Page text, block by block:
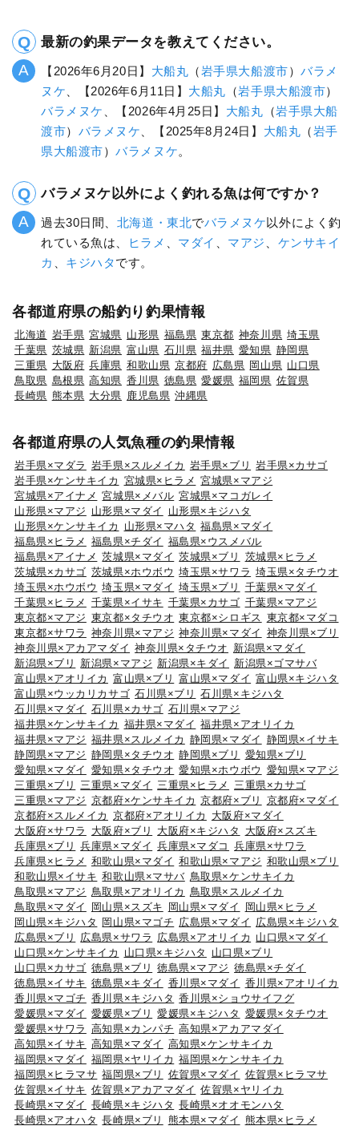
最新の釣果データを教えてください。
【2026年6月20日】 大船丸 （岩手県大船渡市）バラメ
ヌケ 、【2026年6月11日】 大船丸 （岩手県大船渡市）
バラメヌケ
、【2026年4月25日】 大船丸 （岩手県大船
渡市） バラメヌケ 、【2025年8月24日】 大船丸 （岩手
県大船渡市）バラメヌケ。
バラメヌケ以外によく釣れる魚は何ですか？
過去30日間、 北海道・東北でバラメヌケ以外によく釣
れている魚は、
ヒラメ マダイ マアジ
ケンサキイ
カ
キジハタです。
各都道府県の船釣り釣果情報
北海道 岩手県 宮城県 山形県 福島県 東京都 神奈川県 埼玉県
千葉県 茨城県 新潟県 富山県 石川県 福井県 愛知県 静岡県
三重県 大阪府 兵庫県 和歌山県 京都府 広島県 岡山県 山口県
鳥取県 島根県 高知県 香川県 徳島県 愛媛県 福岡県 佐賀県
長崎県 熊本県 大分県 鹿児島県 沖縄県
各都道府県の人気魚種の釣果情報
岩手県×マダラ 岩手県×スルメイカ 岩手県×ブリ
岩手県×カサゴ
岩手県×ケンサキイカ 宮城県×ヒラメ 宮城県×マアジ
宮城県×アイナメ 宮城県×メバル 宮城県×マコガレイ
山形県×マアジ 山形県×マダイ
山形県×キジハタ
山形県×ケンサキイカ
山形県×マハタ 福島県×マダイ
福島県×ヒラメ 福島県×チダイ 福島県×ウスメバル
福島県×アイナメ 茨城県×マダイ 茨城県×ブリ
茨城県×ヒラメ
茨城県×カサゴ 茨城県×ホウボウ 埼玉県×サワラ 埼玉県×タチウオ
埼玉県×ホウボウ 埼玉県×マダイ 埼玉県×ブリ
千葉県×マダイ
千葉県×ヒラメ 千葉県×イサキ 千葉県×カサゴ 千葉県×マアジ
東京都×マアジ 東京都×タチウオ 東京都×シロギス 東京都×マダコ
東京都×サワラ 神奈川県×マアジ 神奈川県×マダイ 神奈川県×ブリ
神奈川県×アカアマダイ 神奈川県×タチウオ 新潟県×マダイ
新潟県×ブリ
新潟県×マアジ 新潟県×キダイ
新潟県×ゴマサバ
富山県×アオリイカ 富山県×ブリ 富山県×マダイ 富山県×キジハタ
富山県×ウッカリカサゴ 石川県×ブリ
石川県×キジハタ
石川県×マダイ 石川県×カサゴ 石川県×マアジ
福井県×ケンサキイカ 福井県×マダイ 福井県×アオリイカ
福井県×マアジ 福井県×スルメイカ 静岡県×マダイ 静岡県×イサキ
静岡県×マアジ 静岡県×タチウオ 静岡県×ブリ
愛知県×ブリ
愛知県×マダイ 愛知県×タチウオ 愛知県×ホウボウ 愛知県×マアジ
三重県×ブリ
三重県×マダイ 三重県×ヒラメ
三重県×カサゴ
三重県×マアジ 京都府×ケンサキイカ 京都府×ブリ
京都府×マダイ
京都府×スルメイカ 京都府×アオリイカ
大阪府×マダイ
大阪府×サワラ
大阪府×ブリ 大阪府×キジハタ
大阪府×スズキ
兵庫県×ブリ
兵庫県×マダイ 兵庫県×マダコ
兵庫県×サワラ
兵庫県×ヒラメ 和歌山県×マダイ 和歌山県×マアジ 和歌山県×ブリ
和歌山県×イサキ 和歌山県×マサバ 鳥取県×ケンサキイカ
鳥取県×マアジ 鳥取県×アオリイカ
鳥取県×スルメイカ
鳥取県×マダイ
岡山県×スズキ 岡山県×マダイ
岡山県×ヒラメ
岡山県×キジハタ 岡山県×マゴチ 広島県×マダイ 広島県×キジハタ
広島県×ブリ
広島県×サワラ 広島県×アオリイカ 山口県×マダイ
山口県×ケンサキイカ
山口県×キジハタ
山口県×ブリ
山口県×カサゴ 徳島県×ブリ 徳島県×マアジ 徳島県×チダイ
徳島県×イサキ 徳島県×キダイ 香川県×マダイ 香川県×アオリイカ
香川県×マゴチ 香川県×キジハタ 香川県×ショウサイフグ
愛媛県×マダイ 愛媛県×ブリ 愛媛県×キジハタ 愛媛県×タチウオ
愛媛県×サワラ 高知県×カンパチ 高知県×アカアマダイ
高知県×イサキ 高知県×マダイ 高知県×ケンサキイカ
福岡県×マダイ 福岡県×ヤリイカ 福岡県×ケンサキイカ
福岡県×ヒラマサ 福岡県×ブリ 佐賀県×マダイ 佐賀県×ヒラマサ
佐賀県×イサキ 佐賀県×アカアマダイ 佐賀県×ヤリイカ
長崎県×マダイ 長崎県×キジハタ 長崎県×オオモンハタ
長崎県×アオハタ 長崎県×ブリ 熊本県×マダイ 熊本県×ヒラメ